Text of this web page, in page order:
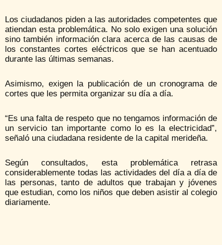
Los ciudadanos piden a las autoridades competentes que
atiendan esta problemática. No solo exigen una solución
sino también información clara acerca de las causas de
los constantes cortes eléctricos que se han acentuado
durante las últimas semanas.
Asimismo, exigen la publicación de un cronograma de
cortes que les permita organizar su día a día.
“Es una falta de respeto que no tengamos información de
un servicio tan importante como lo es la electricidad”,
señaló una ciudadana residente de la capital merideña.
Según consultados, esta problemática retrasa
considerablemente todas las actividades del día a día de
las personas, tanto de adultos que trabajan y jóvenes
que estudian, como los niños que deben asistir al colegio
diariamente.